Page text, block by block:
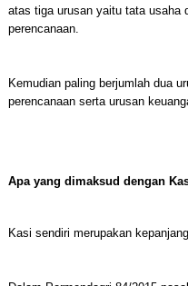
atas tiga urusan yaitu tata usaha
perencanaan.
Kemudian paling berjumlah dua
perencanaan serta urusan
Apa yang dimaksud dengan
Kasi sendiri merupakan